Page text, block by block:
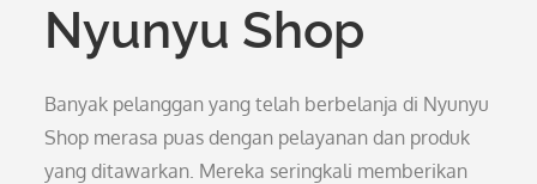
Nyunyu Shop
Banyak pelanggan yang telah berbelanja di Nyunyu
Shop merasa puas dengan pelayanan dan produk
yang ditawarkan. Mereka seringkali memberikan